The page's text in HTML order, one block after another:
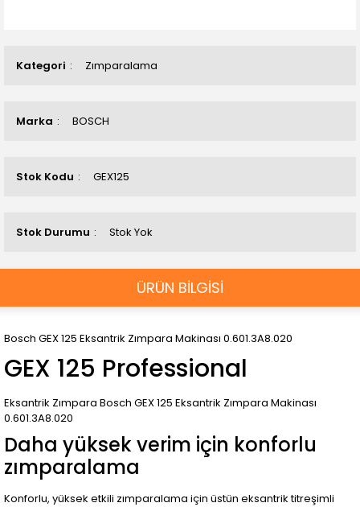
Kategori Zımparalama
Marka BOSCH
Stok Kodu GEX125
Stok Durumu Stok Yok
ÜRÜN BİLGİSİ
Bosch GEX 125 Eksantrik Zımpara Makinası 0.601.3A8.020
GEX 125 Professional
Eksantrik Zımpara Bosch GEX 125 Eksantrik Zımpara Makinası
0.601.3A8.020
Daha yüksek verim için konforlu
zımparalama
Konforlu, yüksek etkili zımparalama için üstün eksantrik titreşimli